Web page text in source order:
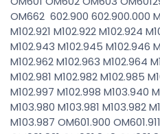
OM662 602.900 602.900.000
M102.921 M102.922 M102.924
M102.943 M102.945 M102.946
M102.962 M102.963 M102.964
M102.981 M102.982 M102.985
M102.997 M102.998 M103.940
M103.980 M103.981 M103.982
M103.987 OM601.900